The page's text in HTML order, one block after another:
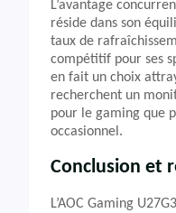
L’avantage
réside dans son
taux de
compétitif pour ses
en fait un choix
recherchent un
pour le gaming que
occasionnel.
Conclusion et
L’AOC Gaming